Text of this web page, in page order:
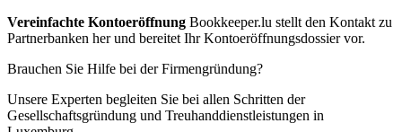
Vereinfachte Kontoeröffnung Bookkeeper.lu stellt den Kontakt zu
Partnerbanken her und bereitet Ihr Kontoeröffnungsdossier vor.
Brauchen Sie Hilfe bei der Firmengründung?
Unsere Experten begleiten Sie bei allen Schritten der
Gesellschaftsgründung und Treuhanddienstleistungen in